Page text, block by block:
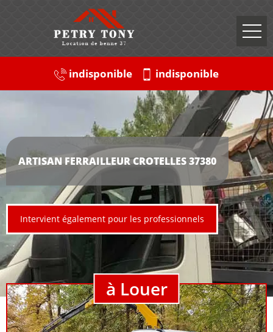
indisponible indisponible
ARTISAN FERRAILLEUR CROTELLES 37380
Intervient également pour les professionnels
à Louer